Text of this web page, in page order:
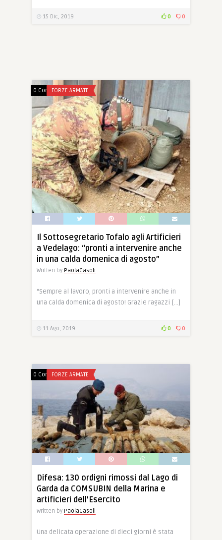
15 Dic, 2019 0 0
0 CommentsFORZE ARMATE
Il Sottosegretario Tofalo agli Artificieri
a Vedelago: “pronti a intervenire anche
in una calda domenica di agosto”
Written by PaolaCasoli
“Sempre al lavoro, pronti a intervenire anche in
una calda domenica di agosto! Grazie ragazzi […]
11 Ago, 2019 0 0
0 CommentsFORZE ARMATE
Difesa: 130 ordigni rimossi dal Lago di
Garda da COMSUBIN della Marina e
artificieri dell’Esercito
Written by PaolaCasoli
Una delicata operazione di dieci giorni è stata